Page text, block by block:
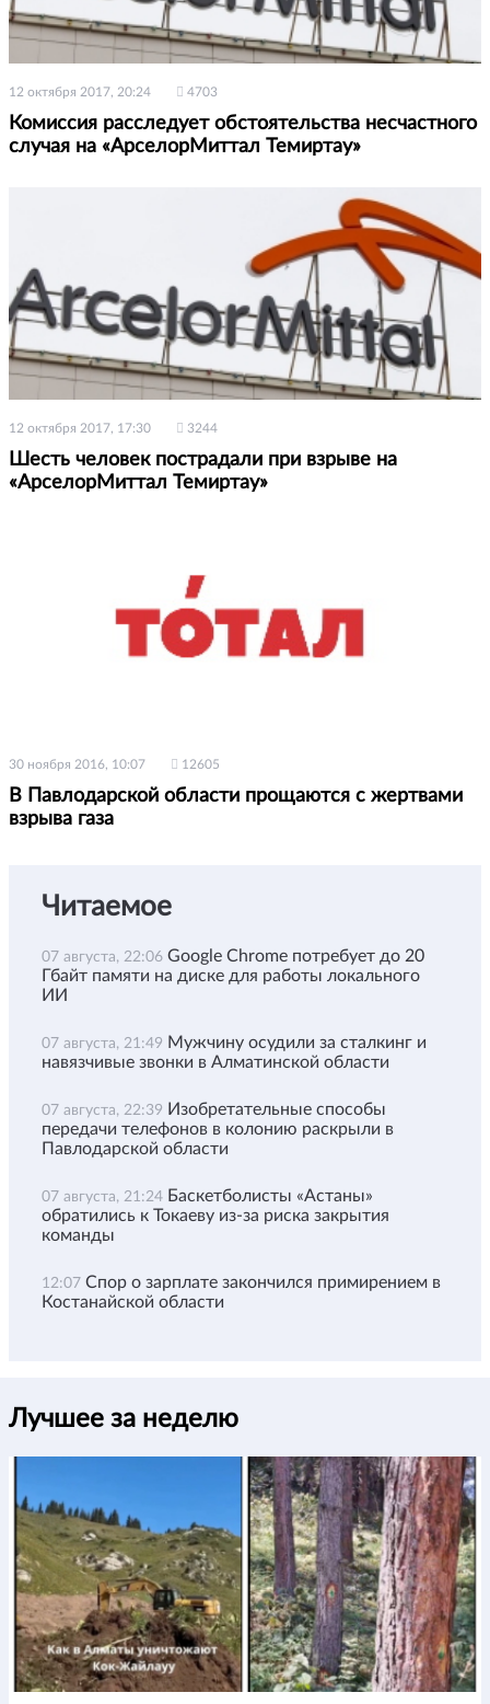
12 октября 2017, 20:24 4703
Комиссия расследует обстоятельства несчастного
случая на «АрселорМиттал Темиртау»
12 октября 2017, 17:30 3244
Шесть человек пострадали при взрыве на
«АрселорМиттал Темиртау»
30 ноября 2016, 10:07 12605
В Павлодарской области прощаются с жертвами
взрыва газа
Читаемое
07 августа, 22:06 Google Chrome потребует до 20
Гбайт памяти на диске для работы локального
ИИ
07 августа, 21:49 Мужчину осудили за сталкинг и
навязчивые звонки в Алматинской области
07 августа, 22:39 Изобретательные способы
передачи телефонов в колонию раскрыли в
Павлодарской области
07 августа, 21:24 Баскетболисты «Астаны»
обратились к Токаеву из-за риска закрытия
команды
12:07 Спор о зарплате закончился примирением в
Костанайской области
Лучшее за неделю